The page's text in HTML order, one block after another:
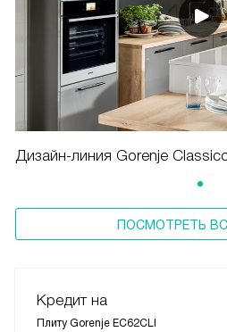
Дизайн-линия Gorenje
ПОСМОТРЕТЬ
Кредит на
Плиту Gorenje EC62CLI